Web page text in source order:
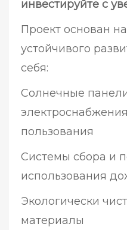
инвестируйте с
Проект основан
устойчивого
себя:
Солнечные
пользования
Системы сбора и
использования
Экологически
материалы